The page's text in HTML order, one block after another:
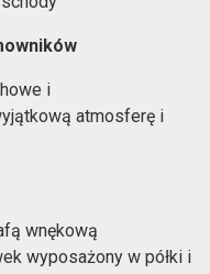
i
atmosferę i
wnękową
wyposażony w półki i